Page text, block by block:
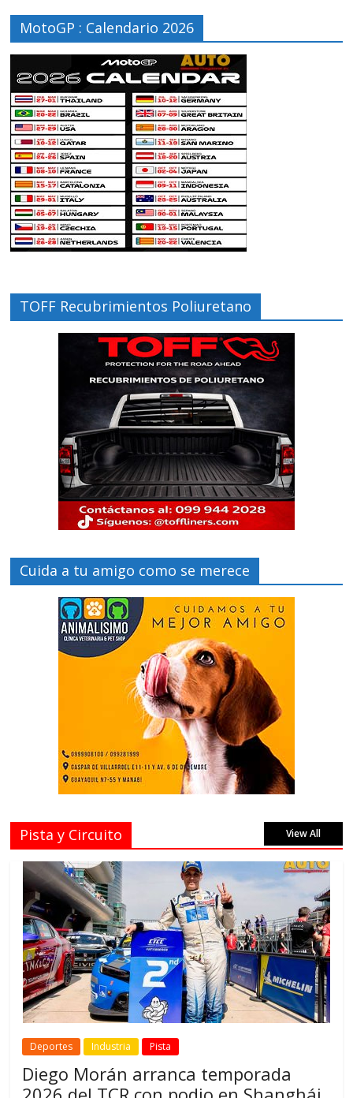
MotoGP : Calendario 2026
TOFF Recubrimientos Poliuretano
Cuida a tu amigo como se merece
Pista y Circuito View All
Deportes Industria Pista
Diego Morán arranca temporada